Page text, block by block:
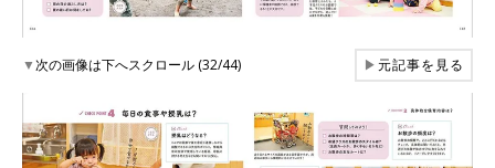
▼次の画像は下へスクロール (32/44) ▶元記事を見る